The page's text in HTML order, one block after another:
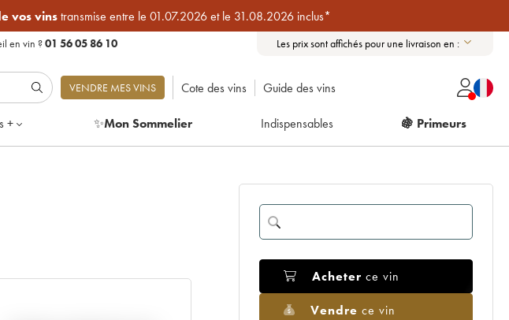
vos vinstransmise entre le 01.07.2026 et le 31.08.2026 inclus*
en vin ?01 56 05 86 10 Les prix sont affichés pour une livraison en :
VENDRE MES VINS Cote des vins Guide des vins
+ ✨Mon Sommelier Indispensables 🍇 Primeurs
Acheter ce vin
Vendre ce vin